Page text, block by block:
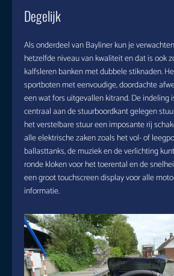
Degelijk
Als onderdeel van Bayliner kun je
hetzelfde niveau van kwaliteit en dat is ook
kalfsleren banken met dubbele stiknaden.
sportboten met eenvoudige, doordachte
een wat fors uitgevallen kitrand. De indeling
centraal aan de stuurboordkant gelegen
het verstelbare stuur een imposante rij
alle elektrische zaken zoals het vol- of
ballasttanks, de muziek en de verlichting
ronde kloken voor het toerental en de
een groot touchscreen display voor alle
informatie.